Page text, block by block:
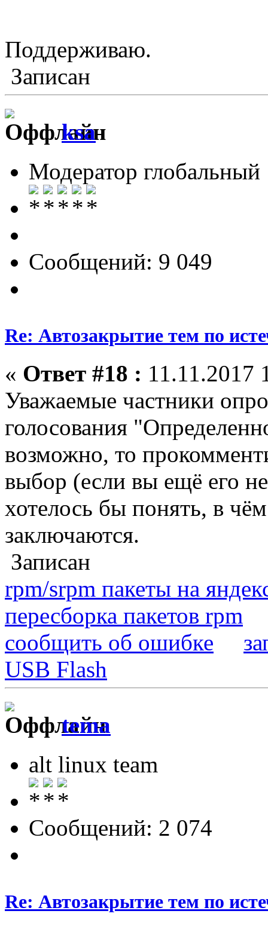
Поддерживаю.
Записан
ksa
Модератор глобальный
Сообщений: 9 049
Re: Автозакрытие тем по
« Ответ #18 : 11.11.2017
Уважаемые частники
голосования
возможно, то
выбор (если вы ещё его
хотелось бы понять, в
заключаются.
Записан
rpm/srpm пакеты на
пересборка пакетов rpm
сообщить об ошибке
USB Flash
tema
alt linux team
Сообщений: 2 074
Re: Автозакрытие тем по